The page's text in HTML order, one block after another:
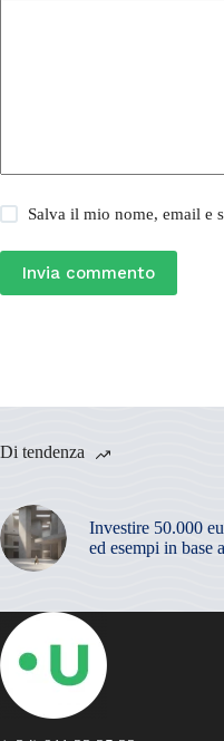
Salva il mio nome, email e
Invia commento
Di tendenza
Investire 50.000
ed esempi in base